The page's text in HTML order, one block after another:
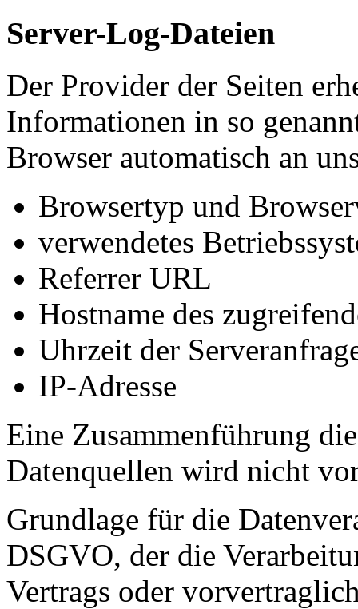
Server-Log-Dateien
Der Provider der Seiten
Informationen in so
Browser automatisch an
Browsertyp und
verwendetes
Referrer URL
Hostname des
Uhrzeit der
IP-Adresse
Eine Zusammenführung
Datenquellen wird nicht
Grundlage für die
DSGVO, der die
Vertrags oder